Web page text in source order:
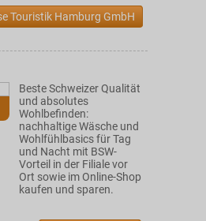
Touristik Hamburg GmbH
Beste Schweizer Qualität
und absolutes
Wohlbefinden:
nachhaltige Wäsche und
Wohlfühlbasics für Tag
und Nacht mit BSW-
Vorteil in der Filiale vor
Ort sowie im Online-Shop
kaufen und sparen.